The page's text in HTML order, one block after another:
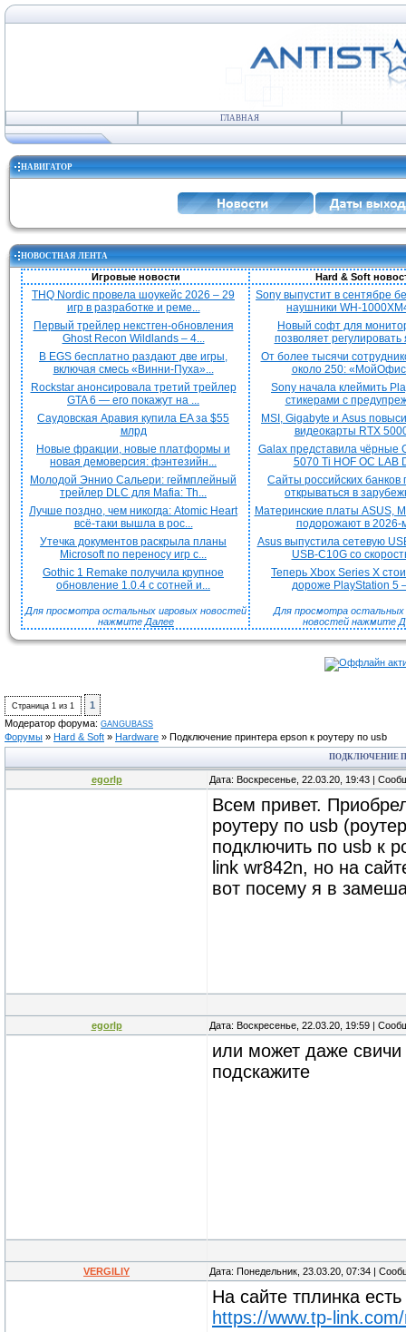
ГЛАВНАЯ
НАВИГАТОР
НОВОСТНАЯ ЛЕНТА
Игровые новости Hard & Soft
THQ Nordic провела шоукейс 2026 – 29
игр в разработке и реме...
Первый трейлер некстген-обновления
Ghost Recon Wildlands – 4...
В EGS бесплатно раздают две игры,
включая смесь «Винни-Пуха»...
Rockstar анонсировала третий трейлер
GTA 6 — его покажут на ...
Саудовская Аравия купила EA за $55
млрд
Новые фракции, новые платформы и
новая демоверсия: фэнтезийн...
Молодой Эннио Сальери: геймплейный
трейлер DLC для Mafia: Th...
Лучше поздно, чем никогда: Atomic Heart
всё-таки вышла в рос...
Утечка документов раскрыла планы
Microsoft по переносу игр с...
Gothic 1 Remake получила крупное
обновление 1.0.4 с сотней и...
Для просмотра остальных игровых новостей
нажмите Далее
Sony выпустит в сентябре
наушники WH-
Новый софт для
позволяет регулировать
От более тысячи
около 250:
Sony начала клеймить
стикерами с
MSI, Gigabyte и Asus
видеокарты RTX
Galax представила чёрные
5070 Ti HOF OC LAB
Сайты российских банков
открываться в
Материнские платы ASUS,
подорожают в
Asus выпустила сетевую
USB-C10G со
Теперь Xbox Series X
дороже PlayStation 5
Для просмотра остальных
новостей нажмите
Страница 1 из 1
1
Модератор форума: GANGUBASS
Форумы » Hard & Soft » Hardware » Подключение принтера epson к роутеру по usb
ПОДКЛЮЧЕНИЕ
egorlp Дата: Воскресенье, 22.03.20, 19:43 |
Всем привет.
роутеру по usb
подключить по usb к
link wr842n, но на
вот посему я в
egorlp Дата: Воскресенье, 22.03.20, 19:59 |
или может даже свичи
подскажите
VERGILIY Дата: Понедельник, 23.03.20, 07:34 |
На сайте тплинка
https://www.tp-